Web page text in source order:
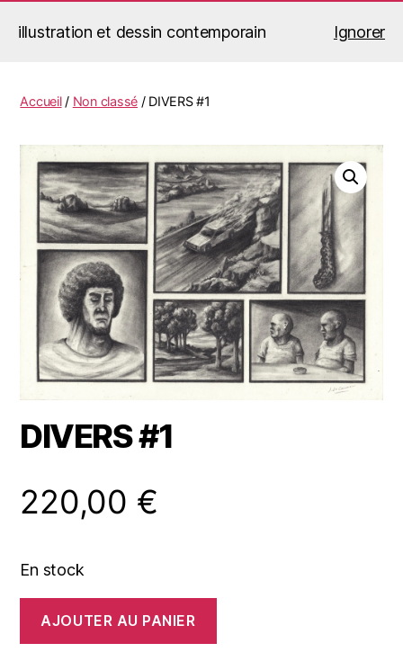
illustration et dessin contemporain Ignorer
Jérémy Le Corvaisier
Accueil/ Non classé / DIVERS #1
DIVERS #1
220,00 €
En stock
DIVERS
AJOUTER AU PANIER